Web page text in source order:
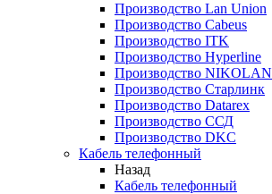
Производство Lan Union
Производство Cabeus
Производство ITK
Производство Hyperline
Производство NIKOLAN
Производство Старлинк
Производство Datarex
Производство ССД
Производство DKC
Кабель телефонный
Назад
Кабель телефонный